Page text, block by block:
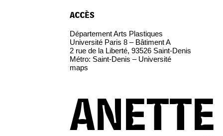
accès
Département Arts Plastiques
Université Paris 8 – Bâtiment A
2 rue de la Liberté, 93526 Saint-Denis
Métro: Saint-Denis – Université
maps